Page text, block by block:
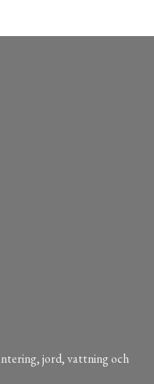
jord, vattning och